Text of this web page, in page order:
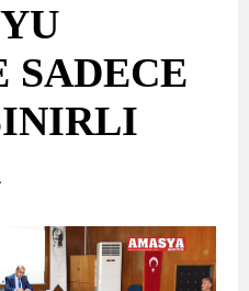
SADECE